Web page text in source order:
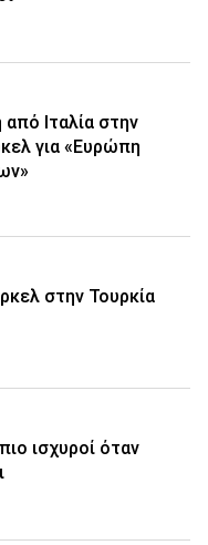
Ιταλία στην
για «Ευρώπη
στην Τουρκία
ισχυροί όταν